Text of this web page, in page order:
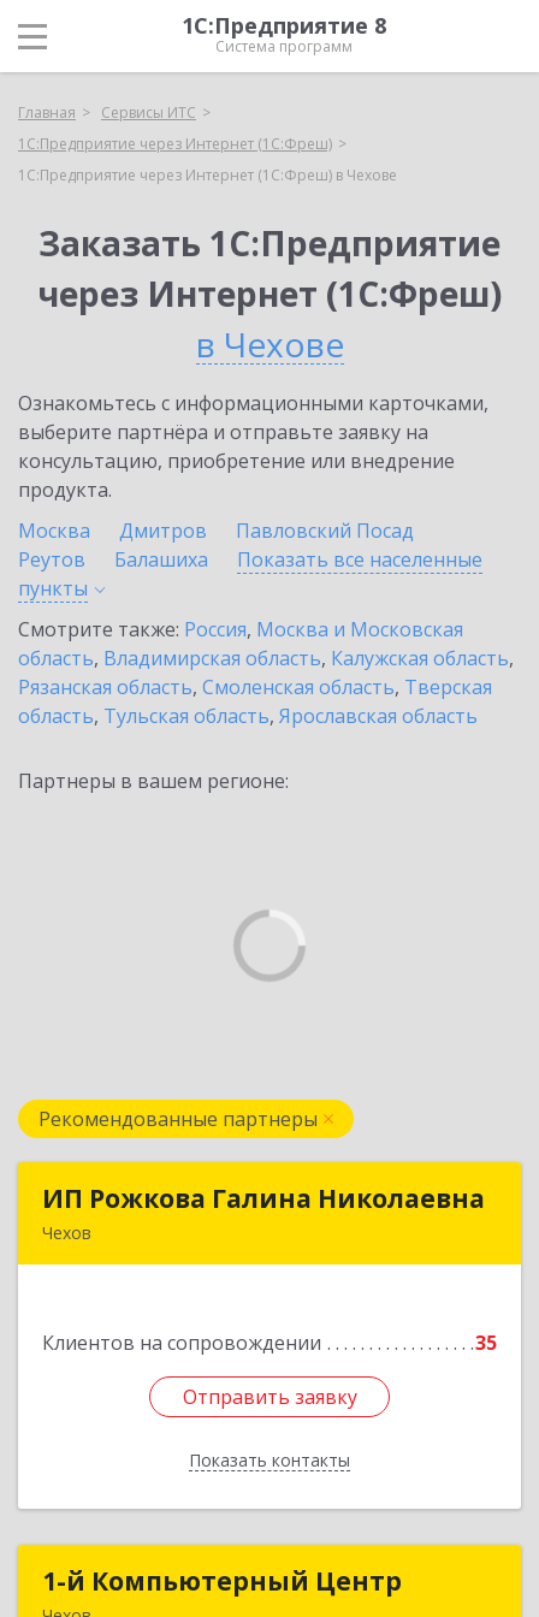
1С:Предприятие 8
Система программ
Главная
Сервисы ИТС
1С:Предприятие через Интернет (1С:Фреш)
1С:Предприятие через Интернет (1С:Фреш) в Чехове
Заказать 1С:Предприятие
через Интернет (1С:Фреш)
в Чехове
Ознакомьтесь с информационными карточками,
выберите партнёра и отправьте заявку на
консультацию, приобретение или внедрение
продукта.
Москва
Дмитров
Павловский Посад
Реутов
Балашиха
Показать все населенные
пункты
Смотрите также: Россия, Москва и Московская
область, Владимирская область, Калужская область,
Рязанская область, Смоленская область, Тверская
область, Тульская область, Ярославская область
Партнеры в вашем регионе:
Рекомендованные партнеры
ИП Рожкова Галина Николаевна
Чехов
Клиентов на сопровождении 35
Отправить заявку
Показать контакты
ИП Рожкова Галина Николаевна
Подробнее
Отправить заявку
Назад
1-й Компьютерный Центр
1-й Компьютерный Центр